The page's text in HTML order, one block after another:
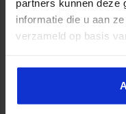
partners kunnen deze
informatie die u aan
verzameld op basis
De traditionele manier
heroverwogen en
enkele voordelen. Hoe
onderwijs? Voordelen